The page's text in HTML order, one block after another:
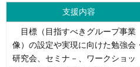
支援内容
目標（目指すべきグループ事業
像）の設定や実現に向けた勉強会
研究会、セミナ－、ワークショッ